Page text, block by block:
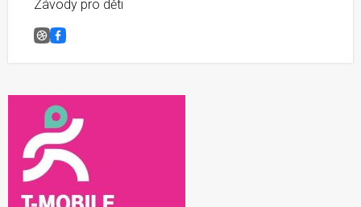
Závody pro děti
T-Mobile Olympijský běh Soběslav
Facebook